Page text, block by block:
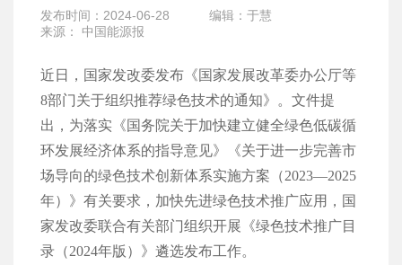
发布时间：2024-06-28
编辑：于慧
来源： 中国能源报
近日，国家发改委发布《国家发展改革委办公厅等
8部门关于组织推荐绿色技术的通知》。文件提
出，为落实《国务院关于加快建立健全绿色低碳循
环发展经济体系的指导意见》《关于进一步完善市
场导向的绿色技术创新体系实施方案（2023—2025
年）》有关要求，加快先进绿色技术推广应用，国
家发改委联合有关部门组织开展《绿色技术推广目
录（2024年版）》遴选发布工作。